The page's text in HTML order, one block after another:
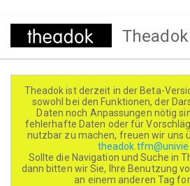
Direkt
Theadok
Theadok ist derzeit in der Beta-
sowohl bei den Funktionen, der
Daten noch Anpassungen nötig
fehlerhafte Daten oder für
nutzbar zu machen, freuen wir uns
Sollte die Navigation und Suche in
dann bitten wir Sie, Ihre Benutzung
an einem anderen Tag